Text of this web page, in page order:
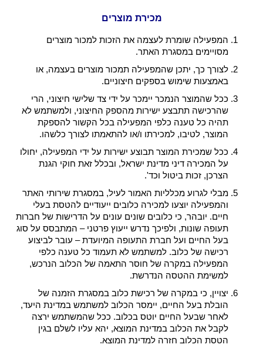
מכירת מוצרים
המפעילה שומרת לעצמה את הזכות למכור מוצרים
מסויימים במסגרת האתר.
לצורך כך, יתכן שהמפעילה תמכור מוצרים בעצמה, או
באמצעות שימוש בספקים חיצוניים.
ככל שהמוצר הנמכר יימכר על ידי צד שלישי חיצוני, הרי
שהרכישה תתבצע ישירות מהספק החיצוני, ולמשתמש לא
תהיה כל טענה כלפי המפעילה בכל הקשור להספקת
המוצר, לטיבו, למכירתו ו/או להתאמתו לצורך כלשהו.
ככל שמכירת המוצר תבוצע ישירות על ידי המפעילה, יחולו
על המכירה דיני מדינת ישראל, ובכלל זאת חוקי הגנת
הצרכן, זכות ביטול וכד'.
מבלי לגרוע מכלליות האמור לעיל, במסגרת שירותי האתר
והמפעילה יוצעו למכירה כלובים ייעודיים להטסת בעלי
חיים. יובהר, כי כלובים שונים עונים על הדרישות של חברות
תעופה שונות, ולפיכך נדרש ייעוץ פרטני – המתבסס על סוג
בעל החיים ועל חברת התעופה המיועדת – עובר לביצוע
רכישה של כלוב. למשתמש לא תעמוד כל טענה כלפי
המפעילה במקרה של חוסר התאמה של הכלוב הנרכש,
למשימת ההטסה הנדרשת.
יצויין, כי במקרה של רכישת כלוב במסגרת הזמנה של
הובלת בעל החיים, יימסר הכלוב למשתמש במדינת היעד,
לאחר שבעל החיים יוטס בכלוב. ככל שהמשתמש ירצה
לקבל את הכלוב במדינת המוצא, יהא עליו לשלם בגין
הטסת הכלוב חזרה למדינת המוצא.